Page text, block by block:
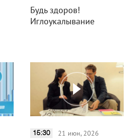
Будь здоров!
Иглоукалывание
15:30 21 июн, 2026